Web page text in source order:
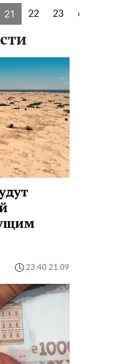
21 22 23 ›
23:40 21.09